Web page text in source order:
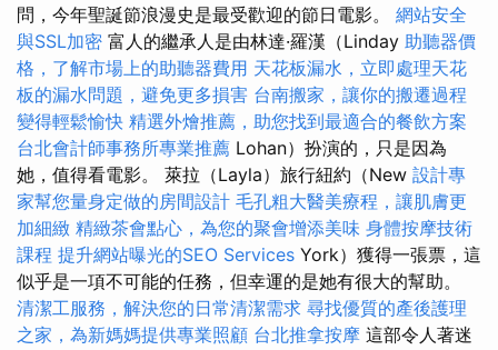
問，今年聖誕節浪漫史是最受歡迎的節日電影。 網站安全
與SSL加密 富人的繼承人是由林達·羅漢（Linday 助聽器價
格，了解市場上的助聽器費用 天花板漏水，立即處理天花
板的漏水問題，避免更多損害 台南搬家，讓你的搬遷過程
變得輕鬆愉快 精選外燴推薦，助您找到最適合的餐飲方案
台北會計師事務所專業推薦 Lohan）扮演的，只是因為
她，值得看電影。 萊拉（Layla）旅行紐約（New 設計專
家幫您量身定做的房間設計 毛孔粗大醫美療程，讓肌膚更
加細緻 精緻茶會點心，為您的聚會增添美味 身體按摩技術
課程 提升網站曝光的SEO Services York）獲得一張票，這
似乎是一項不可能的任務，但幸運的是她有很大的幫助。
清潔工服務，解決您的日常清潔需求 尋找優質的產後護理
之家，為新媽媽提供專業照顧 台北推拿按摩 這部令人著迷